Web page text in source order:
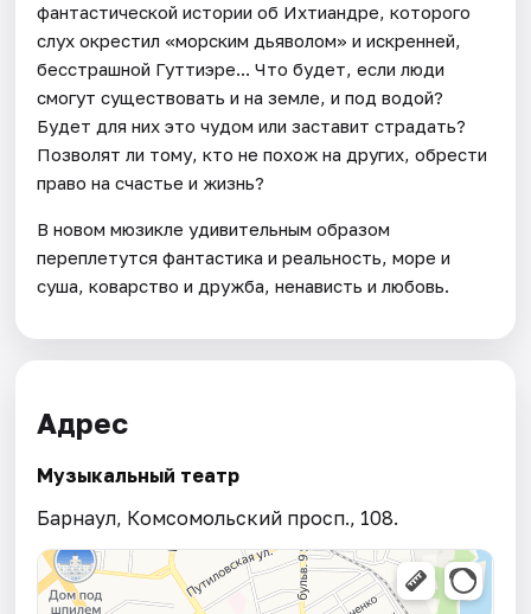
фантастической истории об Ихтиандре, которого
слух окрестил «морским дьяволом» и искренней,
бесстрашной Гуттиэре... Что будет, если люди
смогут существовать и на земле, и под водой?
Будет для них это чудом или заставит страдать?
Позволят ли тому, кто не похож на других, обрести
право на счастье и жизнь?
В новом мюзикле удивительным образом
переплетутся фантастика и реальность, море и
суша, коварство и дружба, ненависть и любовь.
Адрес
Музыкальный театр
Барнаул, Комсомольский просп., 108.